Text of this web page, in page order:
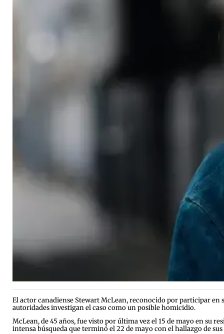
El actor canadiense Stewart McLean, reconocido por participar en
autoridades investigan el caso como un posible homicidio.
McLean, de 45 años, fue visto por última vez el 15 de mayo en su
intensa búsqueda que terminó el 22 de mayo con el hallazgo de sus